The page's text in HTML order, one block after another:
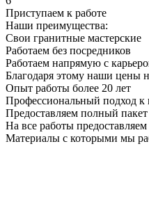
Приступаем к работе
Наши преимущества:
Свои гранитные мастерские
Работаем без посредников
Работаем напрямую с
Благодаря этому наши цены
Опыт работы более 20 лет
Профессиональный подход к
Предоставляем полный
На все работы
Материалы с которыми мы